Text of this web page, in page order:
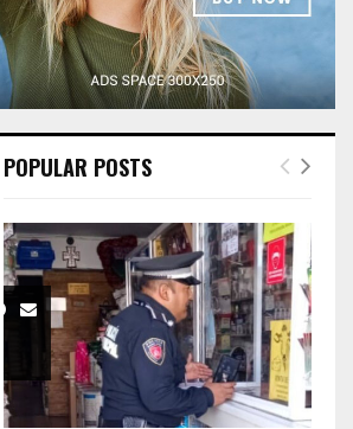
POPULAR POSTS